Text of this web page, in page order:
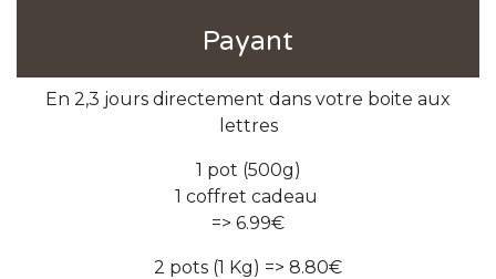
Payant
En 2,3 jours directement dans votre boite aux
lettres
1 pot (500g)
1 coffret cadeau
=> 6.99€
2 pots (1 Kg) => 8.80€